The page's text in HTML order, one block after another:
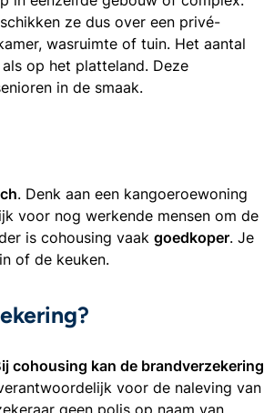
ze dus over een privé-
wasruimte of tuin. Het aantal
op het platteland. Deze
in de smaak.
. Denk aan een kangoeroewoning
voor nog werkende mensen om de
is cohousing vaak goedkoper. Je
of de keuken.
cohousing kan de brandverzekering
voor de naleving van
geen polis op naam van